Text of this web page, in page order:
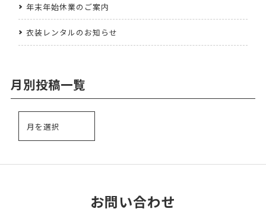
年末年始休業のご案内
衣装レンタルのお知らせ
月別投稿一覧
お問い合わせ